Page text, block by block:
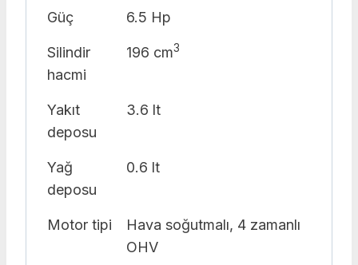
Güç 6.5 Hp
Silindir
hacmi
196 cm3
Yakıt
deposu
3.6 lt
Yağ
deposu
0.6 lt
Motor tipi
Hava soğutmalı, 4 zamanlı
OHV